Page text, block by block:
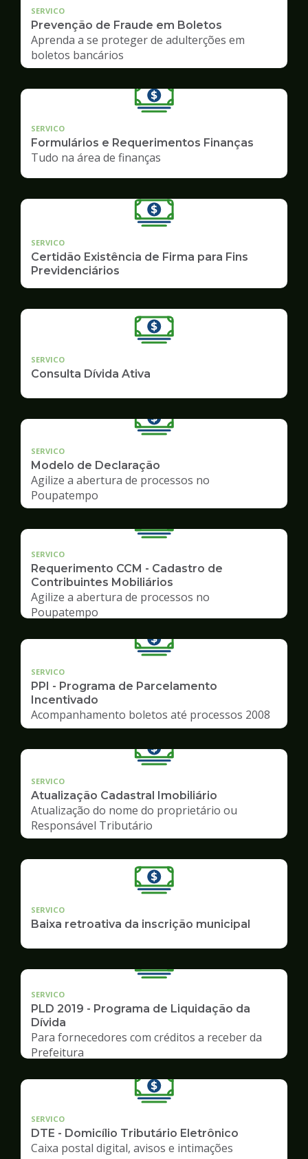
SERVICO
Prevenção de Fraude em Boletos
Aprenda a se proteger de adulterções em
boletos bancários
SERVICO
Formulários e Requerimentos Finanças
Tudo na área de finanças
SERVICO
Certidão Existência de Firma para Fins
Previdenciários
SERVICO
Consulta Dívida Ativa
SERVICO
Modelo de Declaração
Agilize a abertura de processos no
Poupatempo
SERVICO
Requerimento CCM - Cadastro de
Contribuintes Mobiliários
Agilize a abertura de processos no
Poupatempo
SERVICO
PPI - Programa de Parcelamento
Incentivado
Acompanhamento boletos até processos 2008
SERVICO
Atualização Cadastral Imobiliário
Atualização do nome do proprietário ou
Responsável Tributário
SERVICO
Baixa retroativa da inscrição municipal
SERVICO
PLD 2019 - Programa de Liquidação da
Dívida
Para fornecedores com créditos a receber da
Prefeitura
SERVICO
DTE - Domicílio Tributário Eletrônico
Caixa postal digital, avisos e intimações